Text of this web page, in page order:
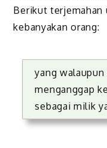
Berikut terjemahan
kebanyakan orang:
yang
menganggap
sebagai milik